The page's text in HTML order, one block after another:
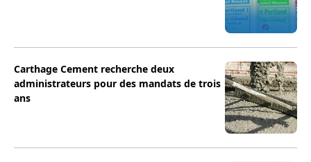
Carthage Cement recherche deux
administrateurs pour des mandats de trois
ans